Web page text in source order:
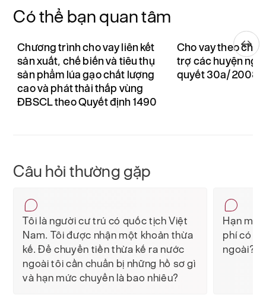
Có thể bạn quan tâm
Chương trình cho vay liên kết
sản xuất, chế biến và tiêu thụ
sản phẩm lúa gạo chất lượng
cao và phát thải thấp vùng
ĐBSCL theo Quyết định 1490
Cho vay theo
trợ các huyện
quyết 30a/2008/
Câu hỏi thường gặp
Tôi là người cư trú có quốc tịch Việt
Nam. Tôi được nhận một khoản thừa
kế. Để chuyển tiền thừa kế ra nước
ngoài tôi cần chuẩn bị những hồ sơ gì
và hạn mức chuyển là bao nhiêu?
Hạn
phí có
ngoài?